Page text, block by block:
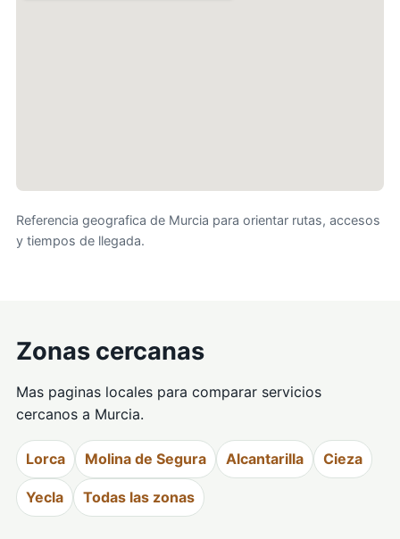
Referencia geografica de Murcia para orientar rutas, accesos
y tiempos de llegada.
Zonas cercanas
Mas paginas locales para comparar servicios
cercanos a Murcia.
Lorca Molina de Segura Alcantarilla Cieza
Yecla Todas las zonas